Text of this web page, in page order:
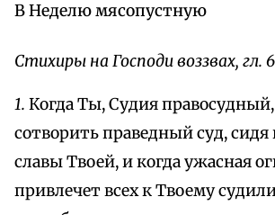
В Неделю мясопустную
Стихиры на Господи воззвах, гл. 6
1. Когда Ты, Судия
сотворить праведный суд, сидя
славы Твоей, и когда ужасная
привлечет всех к Твоему